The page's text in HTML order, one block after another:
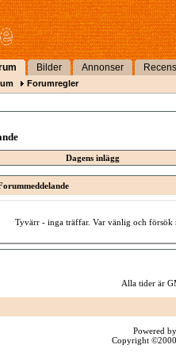
Bilder Annonser
Forumregler
Dagens inlägg
Tyvärr - inga träffar. Var vänlig och försök
Alla tider är
Powered
Copyright